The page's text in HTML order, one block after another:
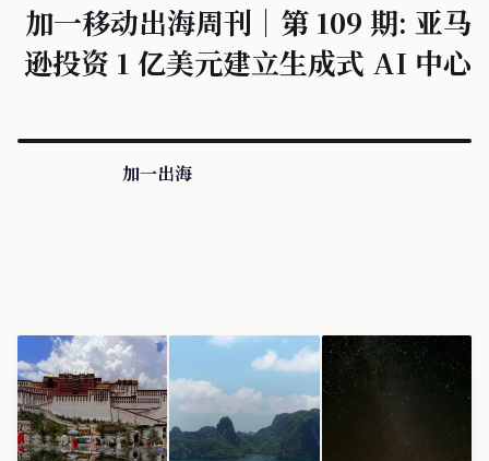
加一移动出海周刊｜第 109 期: 亚马
逊投资 1 亿美元建立生成式 AI 中心
加一出海